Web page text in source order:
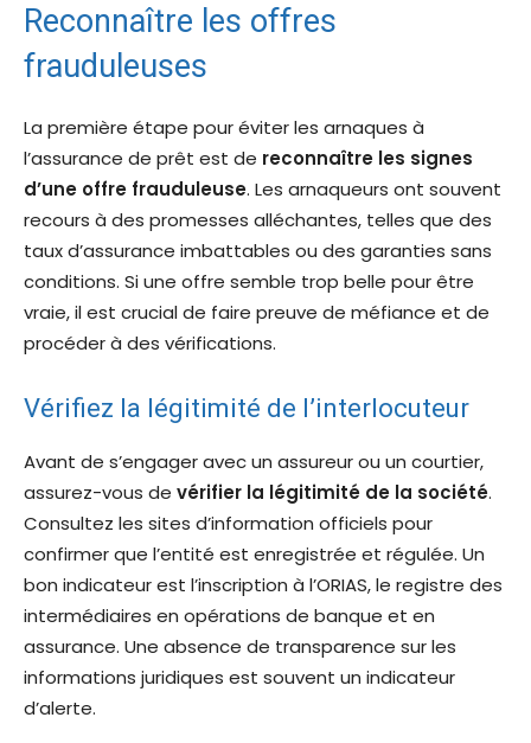
Reconnaître les offres
frauduleuses
La première étape pour éviter les arnaques à
l’assurance de prêt est de reconnaître les signes
d’une offre frauduleuse. Les arnaqueurs ont souvent
recours à des promesses alléchantes, telles que des
taux d’assurance imbattables ou des garanties sans
conditions. Si une offre semble trop belle pour être
vraie, il est crucial de faire preuve de méfiance et de
procéder à des vérifications.
Vérifiez la légitimité de l’interlocuteur
Avant de s’engager avec un assureur ou un courtier,
assurez-vous de vérifier la légitimité de la société.
Consultez les sites d’information officiels pour
confirmer que l’entité est enregistrée et régulée. Un
bon indicateur est l’inscription à l’ORIAS, le registre des
intermédiaires en opérations de banque et en
assurance. Une absence de transparence sur les
informations juridiques est souvent un indicateur
d’alerte.